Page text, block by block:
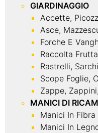
GIARDINAGGIO
Accette,
Asce,
Forche E
Raccolta
Rastrelli,
Scope Foglie,
Zappe,
MANICI DI
Manici In Fibra
Manici In